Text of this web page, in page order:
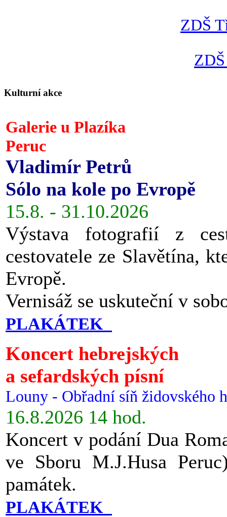
ZDŠ
Kulturní akce
Galerie u Plazíka
Peruc
Vladimír Petrů
Sólo na kole po Evropě
15.8. - 31.10.2026
Výstava fotografií z
cestovatele ze Slavětína,
Evropě.
Vernisáž se uskuteční v
PLAKÁTEK
Koncert hebrejských
a sefardských písní
Louny - Obřadní síň židovského
16.8.2026 14 hod.
Koncert v podání Dua
ve Sboru M.J.Husa
památek.
PLAKÁTEK